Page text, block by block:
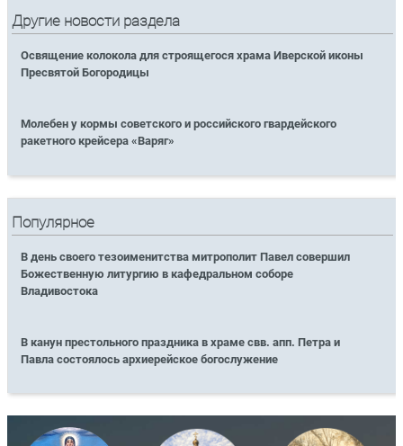
Другие новости раздела
Освящение колокола для строящегося храма Иверской иконы
Пресвятой Богородицы
Молебен у кормы советского и российского гвардейского
ракетного крейсера «Варяг»
Популярное
В день своего тезоименитства митрополит Павел совершил
Божественную литургию в кафедральном соборе
Владивостока
В канун престольного праздника в храме свв. апп. Петра и
Павла состоялось архиерейское богослужение